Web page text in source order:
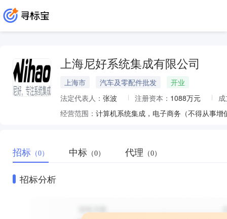
上海尼好系统集成有限公司
上海市 汽车及零配件批发
开业
法定代表人： 张波 注册资本： 1088万元
经营范围：
招标 （0） 中标 （0） 代理 （0）
招标分析